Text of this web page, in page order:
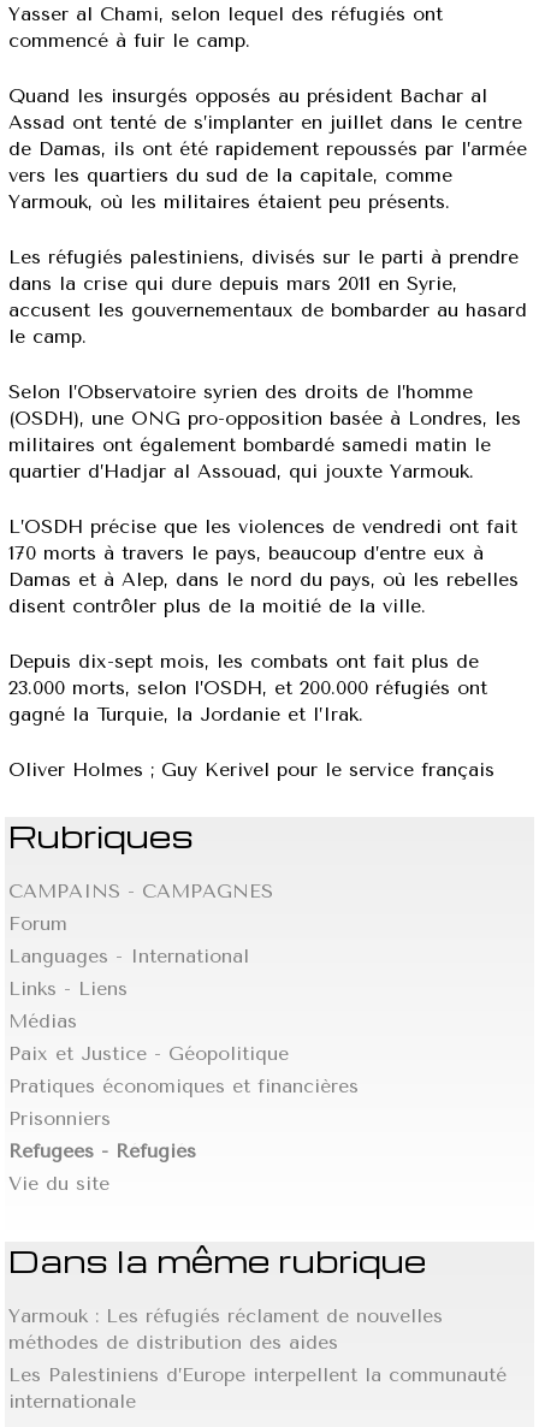
Yasser al Chami, selon lequel des réfugiés ont
commencé à fuir le camp.
Quand les insurgés opposés au président Bachar al
Assad ont tenté de s’implanter en juillet dans le centre
de Damas, ils ont été rapidement repoussés par l’armée
vers les quartiers du sud de la capitale, comme
Yarmouk, où les militaires étaient peu présents.
Les réfugiés palestiniens, divisés sur le parti à prendre
dans la crise qui dure depuis mars 2011 en Syrie,
accusent les gouvernementaux de bombarder au hasard
le camp.
Selon l’Observatoire syrien des droits de l’homme
(OSDH), une ONG pro-opposition basée à Londres, les
militaires ont également bombardé samedi matin le
quartier d’Hadjar al Assouad, qui jouxte Yarmouk.
L’OSDH précise que les violences de vendredi ont fait
170 morts à travers le pays, beaucoup d’entre eux à
Damas et à Alep, dans le nord du pays, où les rebelles
disent contrôler plus de la moitié de la ville.
Depuis dix-sept mois, les combats ont fait plus de
23.000 morts, selon l’OSDH, et 200.000 réfugiés ont
gagné la Turquie, la Jordanie et l’Irak.
Oliver Holmes ; Guy Kerivel pour le service français
Rubriques
CAMPAINS - CAMPAGNES
Forum
Languages - International
Links - Liens
Médias
Paix et Justice - Géopolitique
Pratiques économiques et financières
Prisonniers
Refugees - Réfugiés
Vie du site
Dans la même rubrique
Yarmouk : Les réfugiés réclament de nouvelles
méthodes de distribution des aides
Les Palestiniens d’Europe interpellent la communauté
internationale